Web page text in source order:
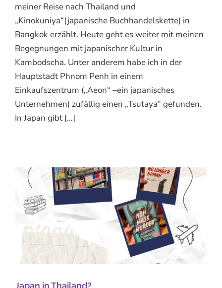
meiner Reise nach Thailand und
„Kinokuniya“(japanische Buchhandelskette) in
Bangkok erzählt. Heute geht es weiter mit meinen
Begegnungen mit japanischer Kultur in
Kambodscha. Unter anderem habe ich in der
Hauptstadt Phnom Penh in einem
Einkaufszentrum („Aeon“ –ein japanisches
Unternehmen) zufällig einen „Tsutaya“ gefunden.
In Japan gibt [...]